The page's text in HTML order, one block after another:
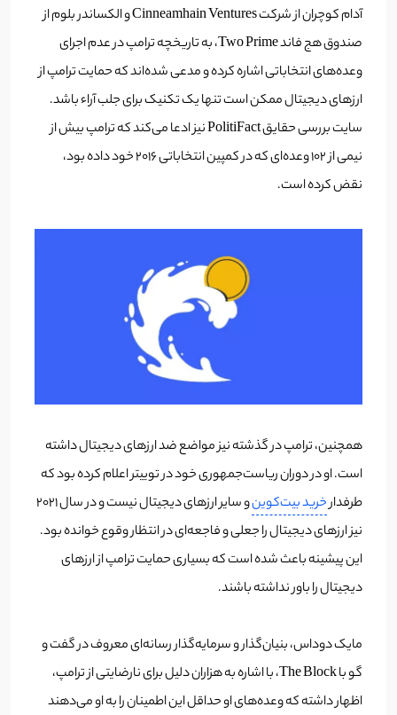
آدام کوچران از شرکت Cinneamhain Ventures و الکساندر بلوم از
صندوق هج فاند Two Prime، به تاریخچه ترامپ در عدم اجرای
وعده‌های انتخاباتی اشاره کرده و مدعی شده‌اند که حمایت ترامپ از
ارز‌های دیجیتال ممکن است تنها یک تکنیک برای جلب آراء باشد.
سایت بررسی حقایق PolitiFact نیز ادعا می‌کند که ترامپ بیش از
نیمی از ۱۰۲ وعده‌ای که در کمپین انتخاباتی ۲۰۱۶ خود داده بود،
نقض کرده است.
همچنین، ترامپ در گذشته نیز مواضع ضد ارز‌های دیجیتال داشته
است. او در دوران ریاست‌جمهوری خود در توییتر اعلام کرده بود که
طرفدارخرید بیت‌کوین
و سایر ارز‌های دیجیتال نیست و در سال ۲۰۲۱
نیز ارز‌های دیجیتال را جعلی و فاجعه‌ای در انتظار وقوع خوانده بود.
این پیشینه باعث شده است که بسیاری حمایت ترامپ از ارز‌های
دیجیتال را باور نداشته باشند.
مایک دوداس، بنیان‌گذار و سرمایه‌گذار رسانه‌ای معروف در گفت‌ و
گو با The Block، با اشاره به هزاران دلیل برای نارضایتی از ترامپ،
اظهار داشته که وعده‌های او حداقل این اطمینان را به او می‌دهند